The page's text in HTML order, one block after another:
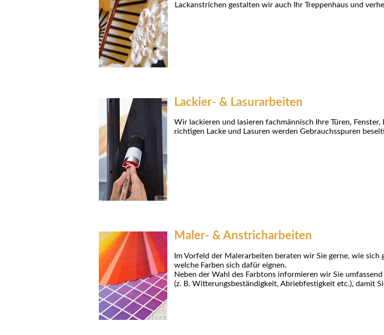
Lackanstrichen gestalten wir auch Ihr Treppenhaus und
Lackier- & Lasurarbeiten
Wir lackieren und lasieren fachmännisch Ihre Türen,
richtigen Lacke und Lasuren werden Gebrauchsspuren
Maler- & Anstricharbeiten
Im Vorfeld der Malerarbeiten beraten wir Sie gerne, wie
welche Farben sich dafür eignen.
Neben der Wahl des Farbtons informieren wir Sie
(z. B. Witterungsbeständigkeit, Abriebfestigkeit etc.), damit